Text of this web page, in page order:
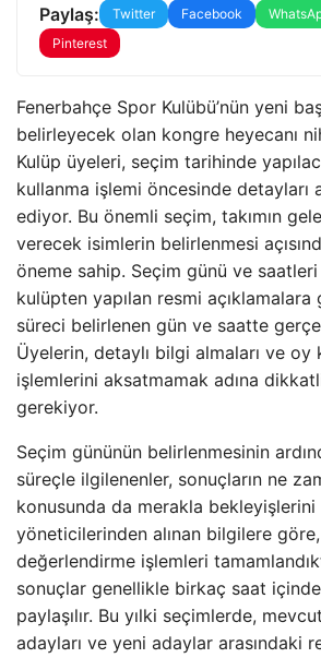
Paylaş: Twitter Facebook
Pinterest
Fenerbahçe Spor Kulübü’nün yeni
belirleyecek olan kongre heyecanı
Kulüp üyeleri, seçim tarihinde
kullanma işlemi öncesinde detayları
ediyor. Bu önemli seçim, takımın
verecek isimlerin belirlenmesi
öneme sahip. Seçim günü ve saatleri
kulüpten yapılan resmi açıklamalara
süreci belirlenen gün ve saatte
Üyelerin, detaylı bilgi almaları ve oy
işlemlerini aksatmamak adına
gerekiyor.
Seçim gününün belirlenmesinin
süreçle ilgilenenler, sonuçların ne
konusunda da merakla bekleyişlerini
yöneticilerinden alınan bilgilere
değerlendirme işlemleri
sonuçlar genellikle birkaç saat
paylaşılır. Bu yılki seçimlerde,
adayları ve yeni adaylar arasındaki